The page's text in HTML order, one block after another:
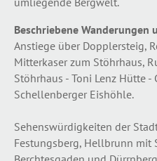
Beschriebene Wanderungen
Anstiege über Dopplersteig,
Mitterkaser zum Stöhrhaus,
Stöhrhaus - Toni Lenz Hütte
Schellenberger Eishöhle.
Sehenswürdigkeiten der
Festungsberg, Hellbrunn mit